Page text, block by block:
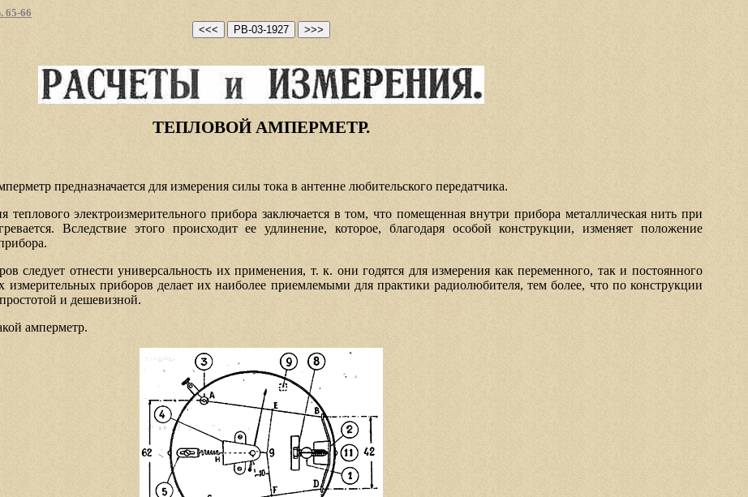
65-66
ТЕПЛОВОЙ АМПЕРМЕТР.
предназначается для измерения силы тока в антенне любительского передатчика.
теплового электроизмерительного прибора заключается в том, что помещенная внутри прибора металлическая нить при
Вследствие этого происходит ее удлинение, которое, благодаря особой конструкции, изменяет положение
следует отнести универсальность их применения, т. к. они годятся для измерения как переменного, так и постоянного
измерительных приборов делает их наиболее приемлемыми для практики радиолюбителя, тем более, что по конструкции
и дешевизной.
амперметр.